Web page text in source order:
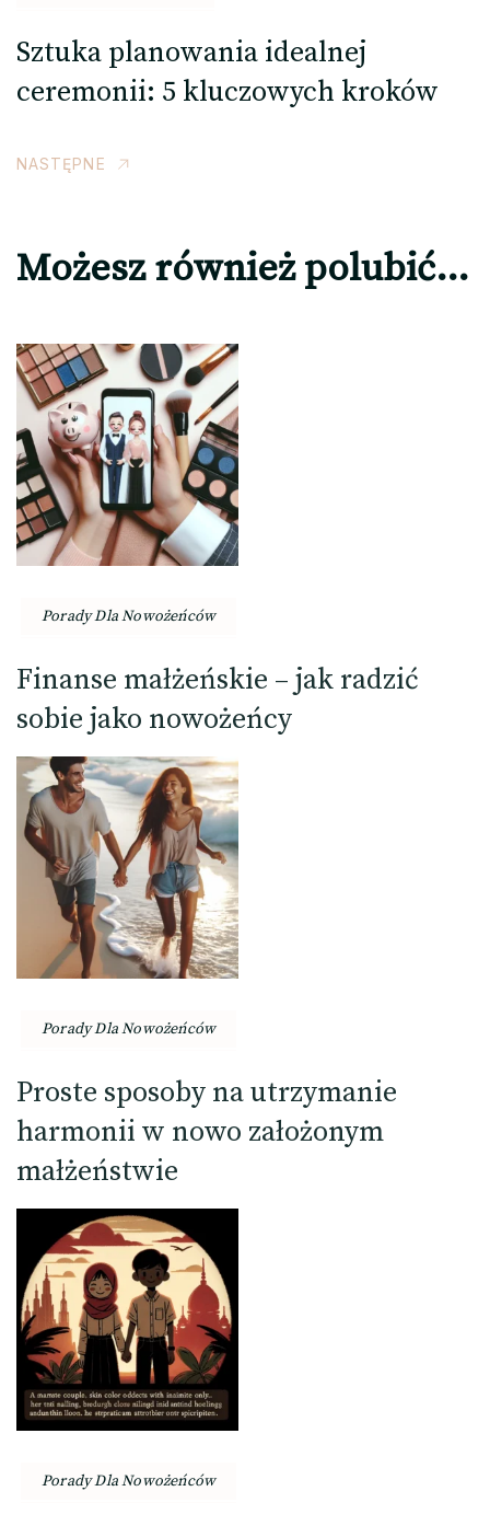
Sztuka planowania idealnej
ceremonii: 5 kluczowych kroków
NASTĘPNE
Możesz również polubić…
Porady Dla Nowożeńców
Finanse małżeńskie – jak radzić
sobie jako nowożeńcy
Porady Dla Nowożeńców
Proste sposoby na utrzymanie
harmonii w nowo założonym
małżeństwie
Porady Dla Nowożeńców